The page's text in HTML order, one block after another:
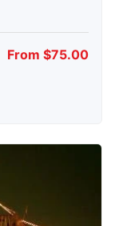
From $75.00